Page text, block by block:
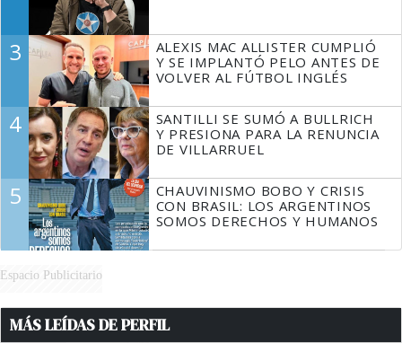
3
ALEXIS MAC ALLISTER CUMPLIÓ
Y SE IMPLANTÓ PELO ANTES DE
VOLVER AL FÚTBOL INGLÉS
4
SANTILLI SE SUMÓ A BULLRICH
Y PRESIONA PARA LA RENUNCIA
DE VILLARRUEL
5
CHAUVINISMO BOBO Y CRISIS
CON BRASIL: LOS ARGENTINOS
SOMOS DERECHOS Y HUMANOS
Espacio Publicitario
MÁS LEÍDAS DE PERFIL